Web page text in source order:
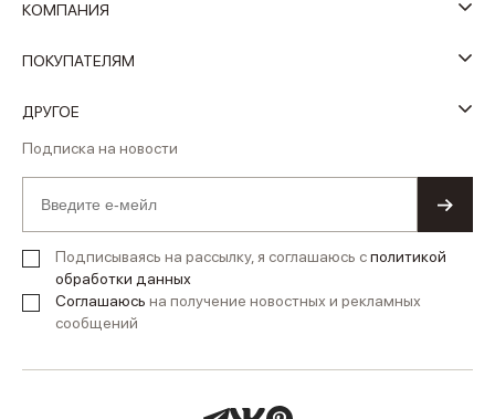
КОМПАНИЯ
ПОКУПАТЕЛЯМ
ДРУГОЕ
Подписка на новости
Подписываясь на рассылку, я соглашаюсь сполитикой
обработки данных
Соглашаюсь на получение новостных и рекламных
сообщений